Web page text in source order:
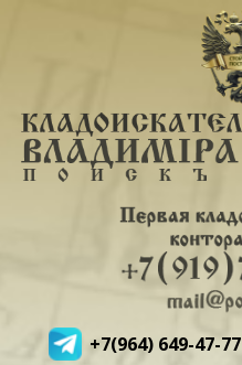
+7(964) 649-47-77